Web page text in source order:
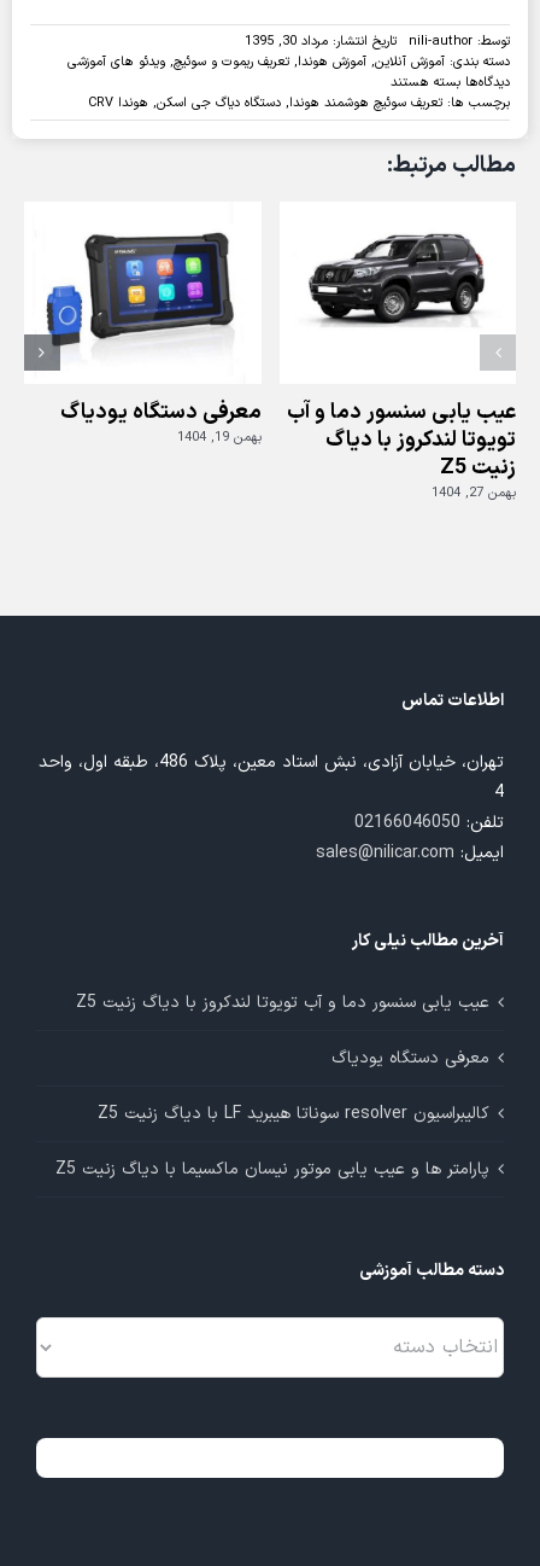
توسط: nili-author
تاریخ انتشار: مرداد 30, 1395
دسته بندی: آموزش آنلاین, آموزش هوندا, تعریف ریموت و سوئیچ, ویدئو های آموزشی
دیدگاه‌ها برای
ویدئو:تعریف
سوئیچ
هوشمند
هوندا
جی
اسکن
بسته هستند
برچسب ها: تعریف سوئیچ هوشمند هوندا, دستگاه دیاگ جی اسکن, هوندا CRV
مطالب مرتبط:
عیب یابی سنسور دما و آب
تویوتا لندکروز با دیاگ
زنیت Z5
بهمن 27, 1404
معرفی دستگاه یودیاگ
بهمن 19, 1404
اطلاعات تماس
تهران، خیابان آزادی، نبش استاد معین، پلاک 486، طبقه اول، واحد
4
تلفن: 02166046050
ایمیل: sales@nilicar.com
آخرین مطالب نیلی کار
عیب یابی سنسور دما و آب تویوتا لندکروز با دیاگ زنیت Z5
معرفی دستگاه یودیاگ
کالیبراسیون resolver سوناتا هیبرید LF با دیاگ زنیت Z5
پارامتر ها و عیب یابی موتور نیسان ماکسیما با دیاگ زنیت Z5
دسته مطالب آموزشی
دسته